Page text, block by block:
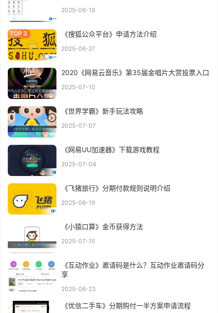
2025-06-19
《搜狐公众平台》申请方法介绍
2025-06-27
2020《网易云音乐》第35届金唱片大赏投票入口
2025-07-10
《世界学霸》新手玩法攻略
2025-07-07
《网易UU加速器》下载游戏教程
2025-07-04
《飞猪旅行》分期付款规则说明介绍
2025-06-19
《小猿口算》金币获得方法
2025-07-15
《互动作业》邀请码是什么？互动作业邀请码分
享
2025-06-23
《优信二手车》分期购付一半方案申请流程